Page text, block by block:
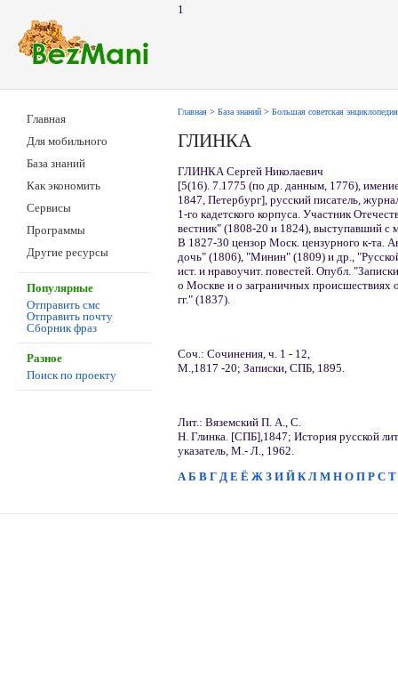
1
Главная
Для мобильного
База знаний
Как экономить
Сервисы
Программы
Другие ресурсы
Популярные
Отправить смс
Отправить почту
Сборник фраз
Разное
Поиск по проекту
Главная > База знаний > Большая советская энциклопедия
ГЛИНКА
ГЛИНКА Сергей Николаевич
[5(16). 7.1775 (по др. данным, 1776),
1847, Петербург], русский писатель,
1-го кадетского корпуса. Участник
вестник" (1808-20 и 1824), выступавший с
В 1827-30 цензор Моск. цензурного к-та.
дочь" (1806), "Минин" (1809) и др.,
ист. и нравоучит. повестей. Опубл.
о Москве и о заграничных происшествиях
гг." (1837).
Соч.: Сочинения, ч. 1 - 12,
M.,1817 -20; Записки, СПБ, 1895.
Лит.: Вяземский П. А., С.
H. Глинка. [СПБ],1847; История русской
указатель, M.- Л., 1962.
А Б В Г Д Е Ё Ж З И Й К Л М Н О П Р С Т